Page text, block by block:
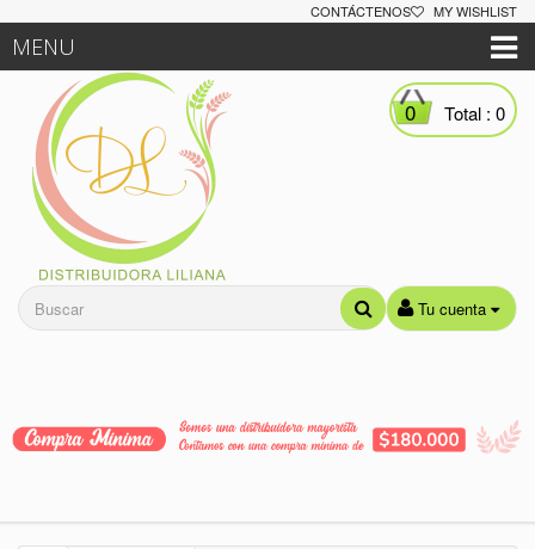
CONTÁCTENOS MY WISHLIST
Tu cuenta
MENU
0 Total : 0